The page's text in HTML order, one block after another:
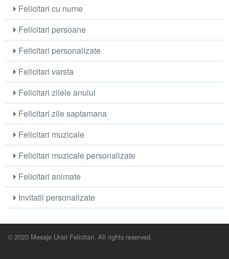
Felicitari cu nume
Felicitari persoane
Felicitari personalizate
Felicitari varsta
Felicitari zilele anului
Felicitari zile saptamana
Felicitari muzicale
Felicitari muzicale personalizate
Felicitari animate
Invitatii personalizate
© 2020 Mesaje Urari Felicitari. All rights reserved.